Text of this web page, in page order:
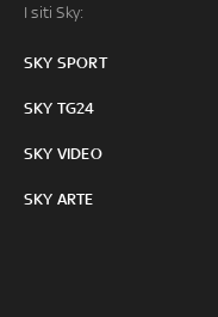
I siti Sky:
SKY SPORT
SKY TG24
SKY VIDEO
SKY ARTE